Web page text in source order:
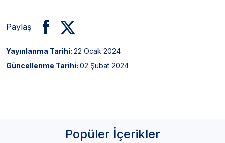
Paylaş
Yayınlanma Tarihi: 22 Ocak 2024
Güncellenme Tarihi: 02 Şubat 2024
Popüler İçerikler